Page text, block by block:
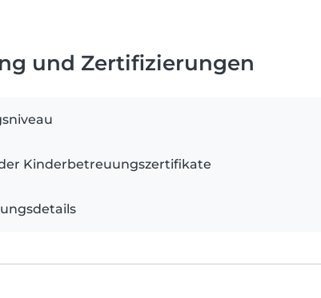
und Zertifizierungen
Kinderbetreuungszertifikate